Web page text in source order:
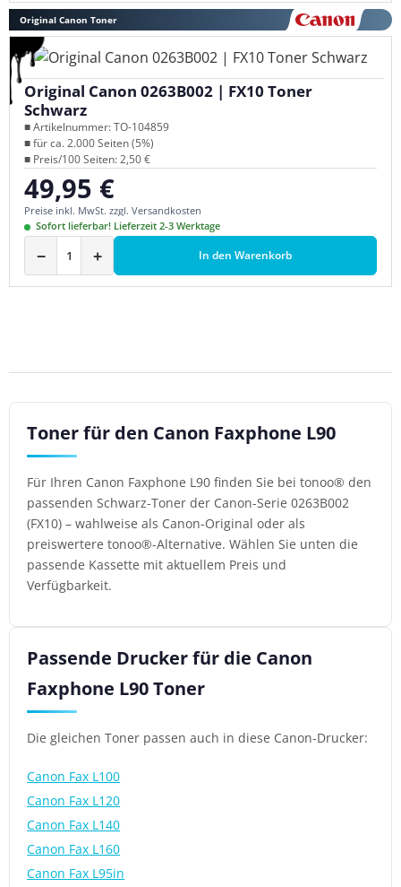
Original Canon Toner
Original Canon 0263B002 | FX10 Toner
Schwarz
■ Artikelnummer: TO-104859
■ für ca. 2.000 Seiten (5%)
■ Preis/100 Seiten: 2,50 €
Regulärer Preis:
49,95 €
Preise inkl. MwSt. zzgl. Versandkosten
Sofort lieferbar! Lieferzeit 2-3 Werktage
− + In den Warenkorb
Toner für den Canon Faxphone L90
Für Ihren Canon Faxphone L90 finden Sie bei tonoo® den
passenden Schwarz-Toner der Canon-Serie 0263B002
(FX10) – wahlweise als Canon-Original oder als
preiswertere tonoo®-Alternative. Wählen Sie unten die
passende Kassette mit aktuellem Preis und
Verfügbarkeit.
Passende Drucker für die Canon
Faxphone L90 Toner
Die gleichen Toner passen auch in diese Canon-Drucker:
Canon Fax L100
Canon Fax L120
Canon Fax L140
Canon Fax L160
Canon Fax L95in